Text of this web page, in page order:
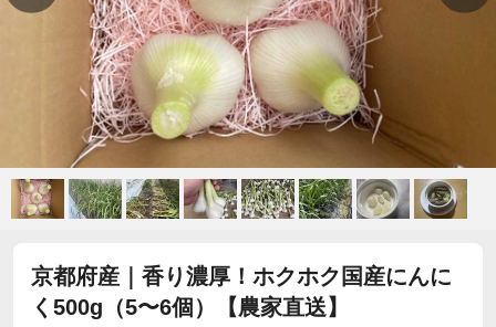
京都府産｜香り濃厚！ホクホク国産にんに
く500g（5〜6個）【農家直送】